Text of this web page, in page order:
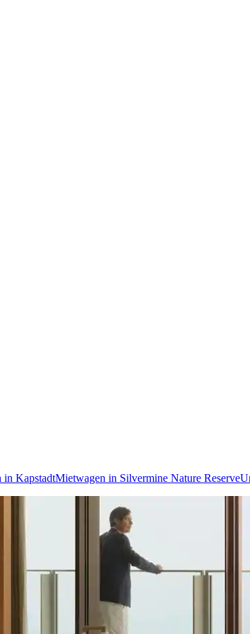
in KapstadtMietwagen in Silvermine Nature Reserve